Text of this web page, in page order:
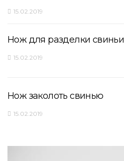
15.02.2019
Нож для разделки свиньи
15.02.2019
Нож заколоть свинью
15.02.2019